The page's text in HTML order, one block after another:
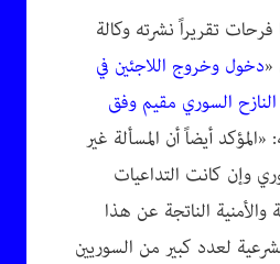
تقريراً نشرته وكالة
«دخول وخروج اللاجئين في
السوري مقيم وفق
«المؤكد أيضاً أن المسألة غير
وإن كانت التداعيات
والأمنية الناتجة عن هذا
لعدد كبير من السوريين